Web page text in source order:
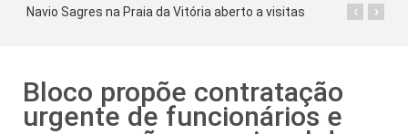
Navio Sagres na Praia da Vitória aberto a visitas ›
‹
Bloco propõe contratação
urgente de funcionários e